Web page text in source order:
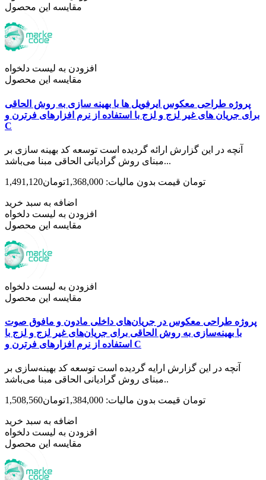
مقایسه این محصول
افزودن به لیست دلخواه
مقایسه این محصول
پروژه طراحی معکوس ایرفویل ها با بهینه سازی به روش الحاقی
برای جریان های غیر لزج و لزج با استفاده از نرم افزارهای فرترن و
C
آنچه در این گزارش ارائه گردیده است توسعه کد بهینه­ سازی بر
مبنای روش­ گرادیانی الحاقی مبنا می­‌باشد...
1,491,120تومان قیمت بدون مالیات: 1,368,000تومان
اضافه به سبد خرید
افزودن به لیست دلخواه
مقایسه این محصول
افزودن به لیست دلخواه
مقایسه این محصول
پروژه طراحی معکوس در جریان‌های داخلی مادون و مافوق صوت
با بهینه‌سازی به روش الحاقی برای جریان‌های غیر لزج و لزج با
استفاده از نرم افزارهای فرترن و C
آنچه در این گزارش ارایه گردیده است توسعه کد بهینه‌­­سازی بر
مبنای روش­ گرادیانی الحاقی مبنا می­‌باشد..
1,508,560تومان قیمت بدون مالیات: 1,384,000تومان
اضافه به سبد خرید
افزودن به لیست دلخواه
مقایسه این محصول